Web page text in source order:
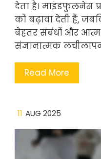
देता है। माइंडफुलनेस
को बढ़ावा देती हैं,
बेहतर संबंधों और
संज्ञानात्मक
Read More
11 AUG 2025